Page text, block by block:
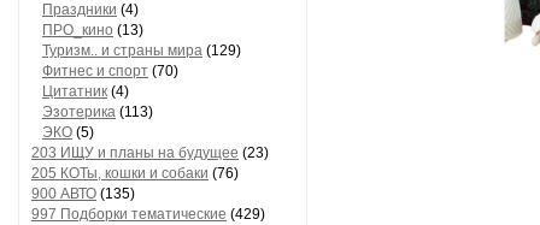
Праздники (4)
ПРО_кино (13)
Туризм.. и страны мира (129)
Фитнес и спорт (70)
Цитатник (4)
Эзотерика (113)
ЭКО (5)
203 ИЩУ и планы на будущее (23)
205 КОТы, кошки и собаки (76)
900 АВТО (135)
997 Подборки тематические (429)